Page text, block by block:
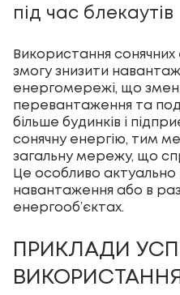
під час блекаутів
Використання
змогу знизити
енергомережі, що
перевантаження та
більше будинків і
сонячну енергію, тим
загальну мережу, що
Це особливо актуально
навантаження або в
енергооб’єктах.
ПРИКЛАДИ